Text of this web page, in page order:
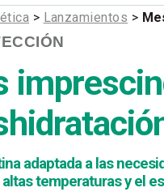
> Lanzamientos >
adaptada a las
altas temperaturas y el